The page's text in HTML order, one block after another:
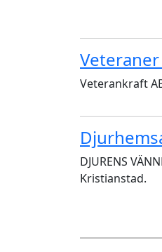
Veterankraft
DJURENS
Kristianstad.